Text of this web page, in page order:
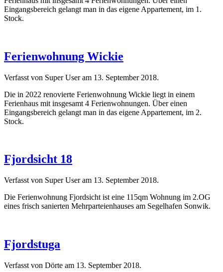
Eingangsbereich gelangt man in das eigene Appartement, im 1.
Stock.
Ferienwohnung Wickie
Verfasst von Super User am 13. September 2018.
Die in 2022 renovierte Ferienwohnung Wickie liegt in einem
Ferienhaus mit insgesamt 4 Ferienwohnungen. Über einen
Eingangsbereich gelangt man in das eigene Appartement, im 2.
Stock.
Fjordsicht 18
Verfasst von Super User am 13. September 2018.
Die Ferienwohnung Fjordsicht ist eine 115qm Wohnung im 2.OG
eines frisch sanierten Mehrparteienhauses am Segelhafen Sonwik.
Fjordstuga
Verfasst von Dörte am 13. September 2018.